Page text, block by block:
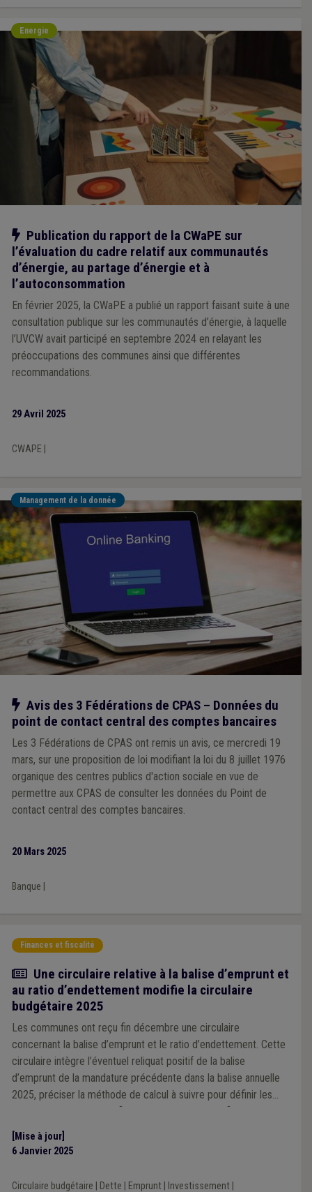
Energie
Notre action
Publication du rapport de la CWaPE sur
l’évaluation du cadre relatif aux communautés
d’énergie, au partage d’énergie et à
l’autoconsommation
En février 2025, la CWaPE a publié un rapport faisant suite à une
consultation publique sur les communautés d’énergie, à laquelle
l’UVCW avait participé en septembre 2024 en relayant les
préoccupations des communes ainsi que différentes
recommandations.
29 Avril 2025
CWAPE
Management de la donnée
Notre action
Avis des 3 Fédérations de CPAS – Données du
point de contact central des comptes bancaires
Les 3 Fédérations de CPAS ont remis un avis, ce mercredi 19
mars, sur une proposition de loi modifiant la loi du 8 juillet 1976
organique des centres publics d'action sociale en vue de
permettre aux CPAS de consulter les données du Point de
contact central des comptes bancaires.
20 Mars 2025
Banque
Finances et fiscalité
Actualité
Une circulaire relative à la balise d’emprunt et
au ratio d’endettement modifie la circulaire
budgétaire 2025
Les communes ont reçu fin décembre une circulaire
concernant la balise d’emprunt et le ratio d’endettement. Cette
circulaire intègre l’éventuel reliquat positif de la balise
d’emprunt de la mandature précédente dans la balise annuelle
2025, préciser la méthode de calcul à suivre pour définir les
ratios d’endettement et fixe le ratio des charges financières à
15,5 % pour les communes sous plan de gestion.
[Mise à jour]
6 Janvier 2025
Circulaire budgétaire Dette Emprunt| Investissement|